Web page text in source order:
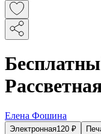
Елена Фошина
Электронная120 ₽